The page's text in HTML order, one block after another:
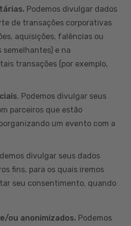
Podemos divulgar dados
de transações corporativas
aquisições, falências ou
e na
transações (por exemplo,
. Podemos divulgar seus
parceiros que estão
um evento com a
divulgar seus dados
fins, para os quais iremos
seu consentimento, quando
ou anonimizados. Podemos